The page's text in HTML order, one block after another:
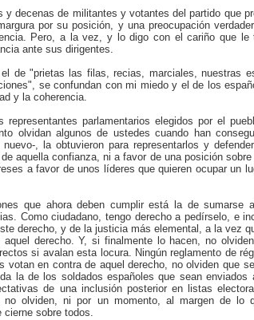
decenas de militantes y votantes del partido que
por su posición, y una preocupación
Pero, a la vez, y lo digo con el cariño que le
ante sus dirigentes.
de "prietas las filas, recias, marciales, nuestras
se confundan con mi miedo y el de los
y la coherencia.
parlamentarios elegidos por el
olvidan algunos de ustedes cuando han
, la obtuvieron para representarlos y
aquella confianza, ni a favor de una posición
a favor de unos líderes que quieren ocupar un
que ahora deben cumplir está la de
Como ciudadano, tengo derecho a pedírselo, e
derecho, y de la justicia más elemental, a la vez
derecho. Y, si finalmente lo hacen, no
si avalan esta locura. Ningún reglamento de
en contra de aquel derecho, no olviden que
la de los soldados españoles que sean
de una inclusión posterior en listas
olviden, ni por un momento, al margen de lo
cierne sobre todos.